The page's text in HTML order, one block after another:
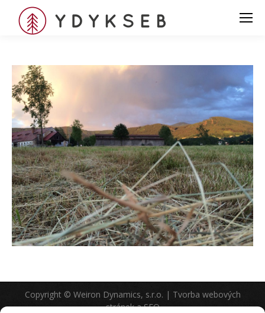
Copyright © Weiron Dynamics, s.r.o. | Tvorba webových
stránekaSEO